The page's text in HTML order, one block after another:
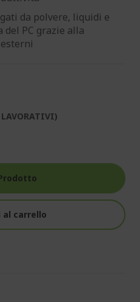
da polvere, liquidi e
PC grazie alla
al carrello